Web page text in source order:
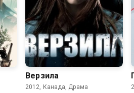
6.3 5.9
Верзила
2012, Канада, Драма